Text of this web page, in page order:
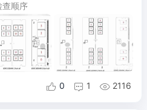
查顺序
 0  1  2116